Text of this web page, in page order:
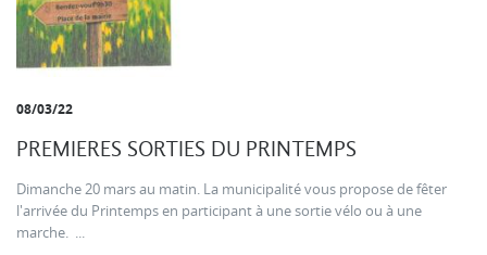
08/03/22
PREMIERES SORTIES DU PRINTEMPS
Dimanche 20 mars au matin. La municipalité vous propose de fêter
l'arrivée du Printemps en participant à une sortie vélo ou à une
marche. ...